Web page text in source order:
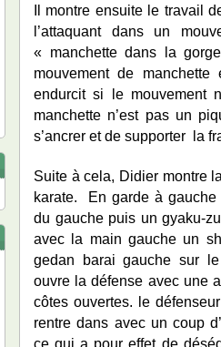
Il montre ensuite le travail
l’attaquant dans un
« manchette dans la
mouvement de
endurcit si le mouvement
manchette n’est pas un
s’ancrer et de supporter la
Suite à cela, Didier montre
karate. En garde à gauche
du gauche puis un gyaku-
avec la main gauche un
gedan barai gauche sur le
ouvre la défense avec une
côtes ouvertes. le
rentre dans avec un coup
ce qui a pour effet de